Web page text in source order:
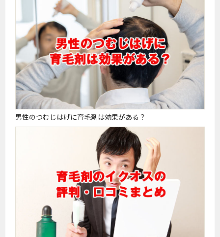
男性のつむじはげに育毛剤は効果がある？